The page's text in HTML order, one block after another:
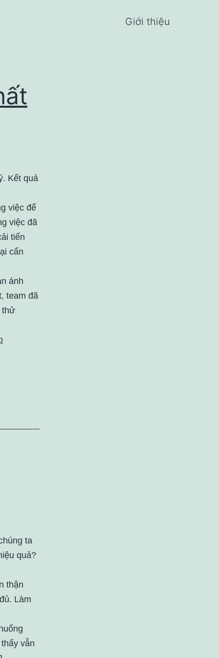
Giới thiệu
Kết quả
việc để
việc đã
tiến
cẩn
ánh
team đã
thử
ta
quả?
thận
Làm
vẫn